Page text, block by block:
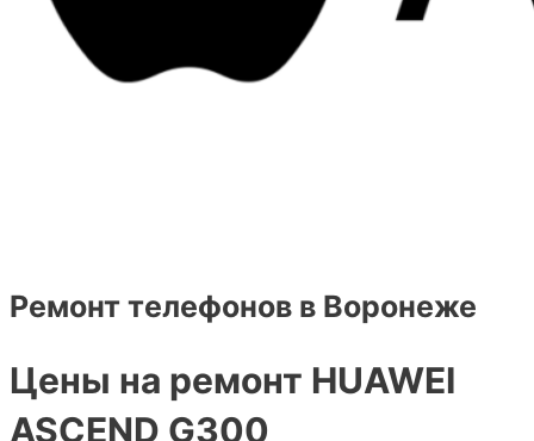
Ремонт телефонов в Воронеже
Цены на ремонт HUAWEI
ASCEND G300